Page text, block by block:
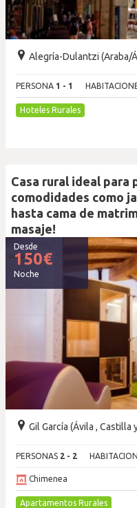
Alegría-Dulantzi (Araba/
PERSONA 1 - 1
Hoteles Rurales
Casa rural ideal para
comodidades como
hasta cama de
masaje!
Desde
150€
Noche
Gil García (Ávila , Castilla
PERSONAS 2 - 2
Chimenea
Apartamentos Rurales